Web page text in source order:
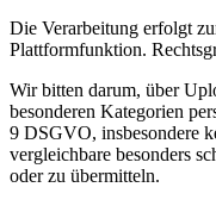
Die Verarbeitung erfolgt
Plattformfunktion.
Wir bitten darum, über
besonderen Kategorien
9 DSGVO, insbesondere
vergleichbare besonders
oder zu übermitteln.